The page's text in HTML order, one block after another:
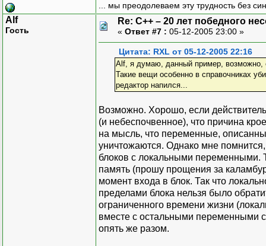
... мы преодолеваем эту трудность без
Alf
Гость
Re: C++ – 20 лет победного
« Ответ #7 : 05-12-2005 23:00 »
Цитата: RXL от 05-12-2005 22:16
Alf, я думаю, данный пример, возможно,
Такие вещи особенно в справочниках
редактор напился...
Возможно. Хорошо, если
(и небеспочвенное), что причина
на мысль, что переменные,
уничтожаются. Однако мне
блоков с локальными переменными.
память (прошу прощения за
момент входа в блок. Так что
пределами блока нельзя было
ограниченного времени жизни
вместе с остальными переменными
опять же разом.